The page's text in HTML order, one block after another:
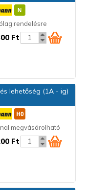
rendelésre
Ft
lehetőség (1A - ig)
megvásárolható
Ft